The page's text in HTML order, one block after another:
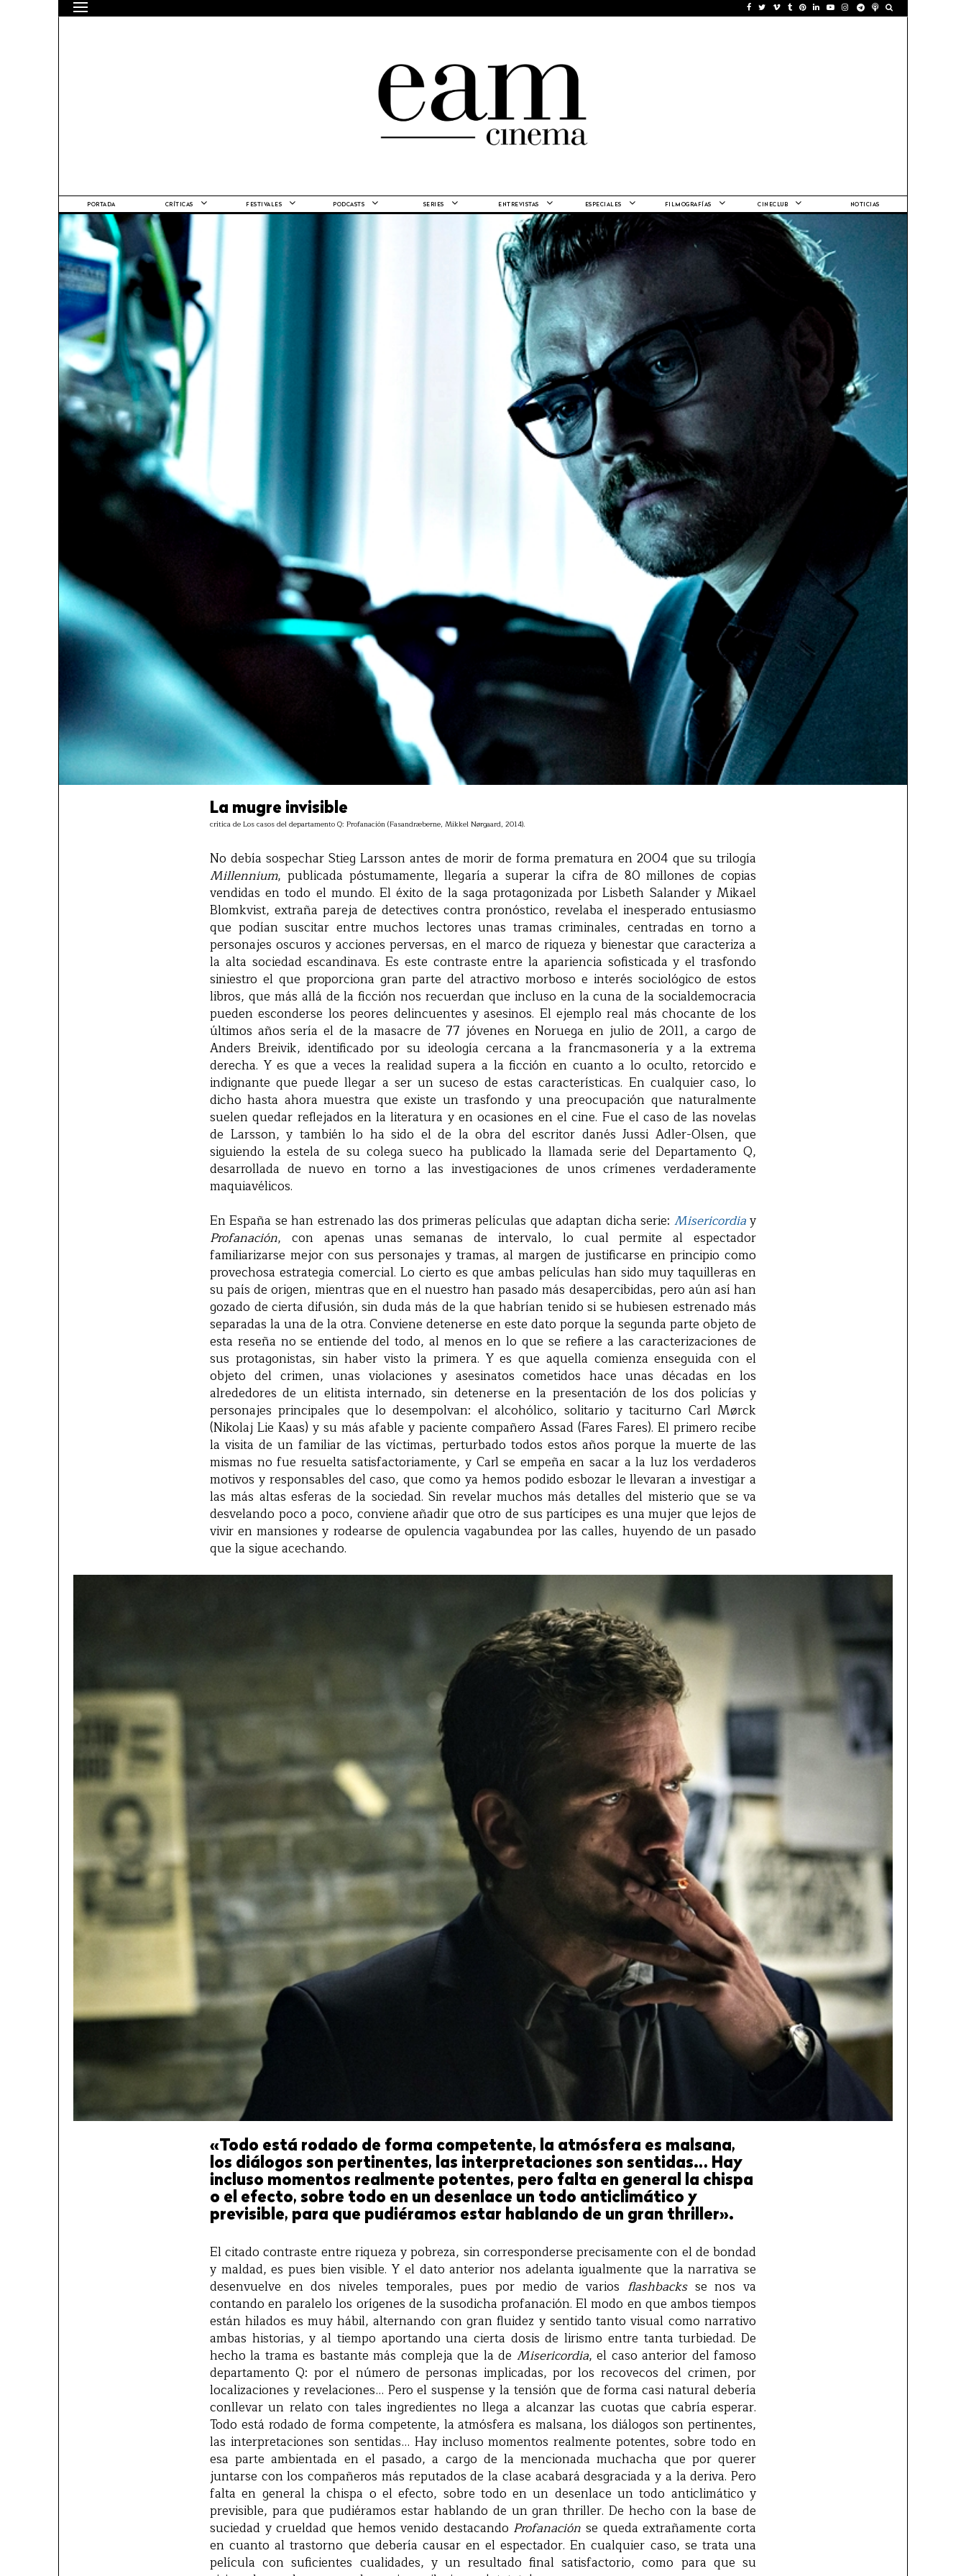
PORTADA CRÍTICAS FESTIVALES PODCASTS SERIES ENTREVISTAS ESPECIALES FILMOGRAFÍAS CINECLUB NOTICIAS
La mugre invisible
crítica de Los casos del departamento Q: Profanación (Fasandræberne, Mikkel Nørgaard, 2014).
No debía sospechar Stieg Larsson antes de morir de forma prematura en 2004 que su trilogía
Millennium, publicada póstumamente, llegaría a superar la cifra de 80 millones de copias
vendidas en todo el mundo. El éxito de la saga protagonizada por Lisbeth Salander y Mikael
Blomkvist, extraña pareja de detectives contra pronóstico, revelaba el inesperado entusiasmo
que podían suscitar entre muchos lectores unas tramas criminales, centradas en torno a
personajes oscuros y acciones perversas, en el marco de riqueza y bienestar que caracteriza a
la alta sociedad escandinava. Es este contraste entre la apariencia sofisticada y el trasfondo
siniestro el que proporciona gran parte del atractivo morboso e interés sociológico de estos
libros, que más allá de la ficción nos recuerdan que incluso en la cuna de la socialdemocracia
pueden esconderse los peores delincuentes y asesinos. El ejemplo real más chocante de los
últimos años sería el de la masacre de 77 jóvenes en Noruega en julio de 2011, a cargo de
Anders Breivik, identificado por su ideología cercana a la francmasonería y a la extrema
derecha. Y es que a veces la realidad supera a la ficción en cuanto a lo oculto, retorcido e
indignante que puede llegar a ser un suceso de estas características. En cualquier caso, lo
dicho hasta ahora muestra que existe un trasfondo y una preocupación que naturalmente
suelen quedar reflejados en la literatura y en ocasiones en el cine. Fue el caso de las novelas
de Larsson, y también lo ha sido el de la obra del escritor danés Jussi Adler-Olsen, que
siguiendo la estela de su colega sueco ha publicado la llamada serie del Departamento Q,
desarrollada de nuevo en torno a las investigaciones de unos crímenes verdaderamente
maquiavélicos.
En España se han estrenado las dos primeras películas que adaptan dicha serie: Misericordiay
Profanación, con apenas unas semanas de intervalo, lo cual permite al espectador
familiarizarse mejor con sus personajes y tramas, al margen de justificarse en principio como
provechosa estrategia comercial. Lo cierto es que ambas películas han sido muy taquilleras en
su país de origen, mientras que en el nuestro han pasado más desapercibidas, pero aún así han
gozado de cierta difusión, sin duda más de la que habrían tenido si se hubiesen estrenado más
separadas la una de la otra. Conviene detenerse en este dato porque la segunda parte objeto de
esta reseña no se entiende del todo, al menos en lo que se refiere a las caracterizaciones de
sus protagonistas, sin haber visto la primera. Y es que aquella comienza enseguida con el
objeto del crimen, unas violaciones y asesinatos cometidos hace unas décadas en los
alrededores de un elitista internado, sin detenerse en la presentación de los dos policías y
personajes principales que lo desempolvan: el alcohólico, solitario y taciturno Carl Mørck
(Nikolaj Lie Kaas) y su más afable y paciente compañero Assad (Fares Fares). El primero recibe
la visita de un familiar de las víctimas, perturbado todos estos años porque la muerte de las
mismas no fue resuelta satisfactoriamente, y Carl se empeña en sacar a la luz los verdaderos
motivos y responsables del caso, que como ya hemos podido esbozar le llevaran a investigar a
las más altas esferas de la sociedad. Sin revelar muchos más detalles del misterio que se va
desvelando poco a poco, conviene añadir que otro de sus partícipes es una mujer que lejos de
vivir en mansiones y rodearse de opulencia vagabundea por las calles, huyendo de un pasado
que la sigue acechando.
«Todo está rodado de forma competente, la atmósfera es malsana,
los diálogos son pertinentes, las interpretaciones son sentidas… Hay
incluso momentos realmente potentes, pero falta en general la chispa
o el efecto, sobre todo en un desenlace un todo anticlimático y
previsible, para que pudiéramos estar hablando de un gran thriller».
El citado contraste entre riqueza y pobreza, sin corresponderse precisamente con el de bondad
y maldad, es pues bien visible. Y el dato anterior nos adelanta igualmente que la narrativa se
desenvuelve en dos niveles temporales, pues por medio de varios flashbacks se nos va
contando en paralelo los orígenes de la susodicha profanación. El modo en que ambos tiempos
están hilados es muy hábil, alternando con gran fluidez y sentido tanto visual como narrativo
ambas historias, y al tiempo aportando una cierta dosis de lirismo entre tanta turbiedad. De
hecho la trama es bastante más compleja que la de Misericordia, el caso anterior del famoso
departamento Q: por el número de personas implicadas, por los recovecos del crimen, por
localizaciones y revelaciones… Pero el suspense y la tensión que de forma casi natural debería
conllevar un relato con tales ingredientes no llega a alcanzar las cuotas que cabría esperar.
Todo está rodado de forma competente, la atmósfera es malsana, los diálogos son pertinentes,
las interpretaciones son sentidas… Hay incluso momentos realmente potentes, sobre todo en
esa parte ambientada en el pasado, a cargo de la mencionada muchacha que por querer
juntarse con los compañeros más reputados de la clase acabará desgraciada y a la deriva. Pero
falta en general la chispa o el efecto, sobre todo en un desenlace un todo anticlimático y
previsible, para que pudiéramos estar hablando de un gran thriller. De hecho con la base de
suciedad y crueldad que hemos venido destacando Profanaciónse queda extrañamente corta
en cuanto al trastorno que debería causar en el espectador. En cualquier caso, se trata una
película con suficientes cualidades, y un resultado final satisfactorio, como para que su